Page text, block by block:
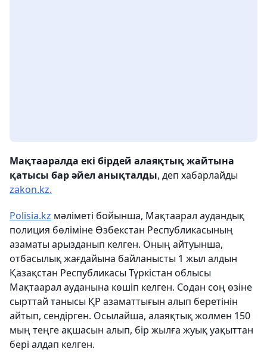
Мақтааралда екі бірдей алаяқтық жайтына
қатысы бар әйел анықталды, деп хабарлайды
zakon.kz.
Polisia.kz мәліметі бойынша, Мақтаарал аудандық
полиция бөліміне Өзбекстан Республикасының
азаматы арызданып келген. Оның айтуынша,
отбасылық жағдайына байланысты 1 жыл алдын
Қазақстан Республикасы Түркістан облысы
Мақтаарал ауданына көшіп келген. Содан соң өзіне
сырттай танысы ҚР азаматтығын алып беретінін
айтып, сендірген. Осылайша, алаяқтық жолмен 150
мың теңге ақшасын алып, бір жылға жуық уақыттан
бері алдап келген.